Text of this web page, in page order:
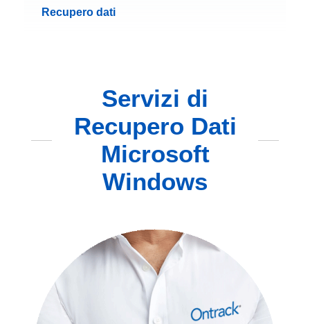
Recupero dati
Servizi di
Recupero Dati
Microsoft
Windows